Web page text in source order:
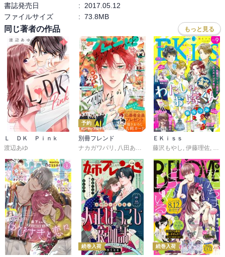
書誌発売日
:
2017.05.12
ファイルサイズ
: 73.8MB
同じ著者の作品 もっと見る
Ｌ ＤＫ Ｐｉｎｋ
渡辺あゆ
予約
別冊フレンド
ナカガワパリ , 八田あかり ゆきら,餡蜜,長岡みう,な
ＥＫｉｓｓ
藤沢もやし , 伊藤理佐, 柴
続巻入荷 続巻入荷